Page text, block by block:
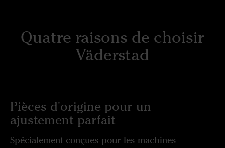
Quatre raisons de choisir
Väderstad
Pièces d'origine pour un
ajustement parfait
Spécialement conçues pour les machines